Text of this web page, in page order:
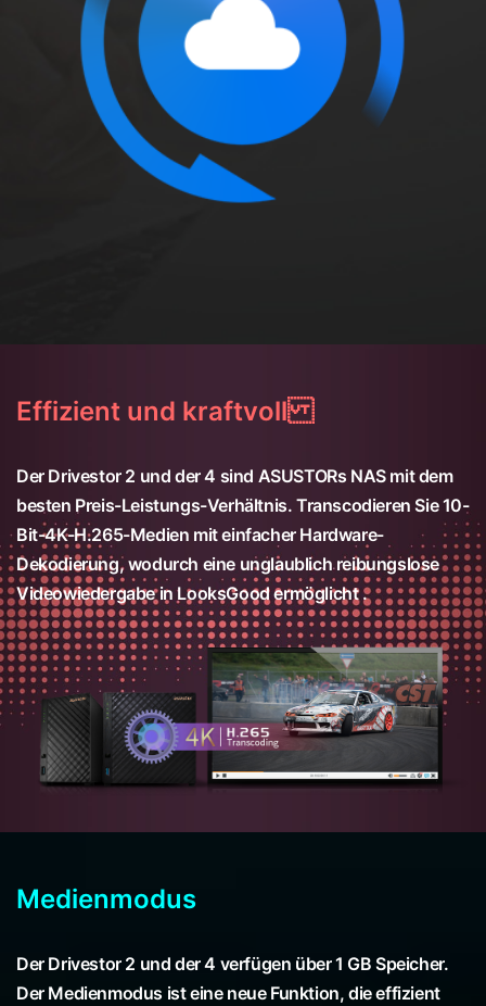
Effizient und kraftvoll
Der Drivestor 2 und der 4 sind ASUSTORs NAS mit dem
besten Preis-Leistungs-Verhältnis. Transcodieren Sie 10-
Bit-4K-H.265-Medien mit einfacher Hardware-
Dekodierung, wodurch eine unglaublich reibungslose
Videowiedergabe in LooksGood ermöglicht .
Medienmodus
Der Drivestor 2 und der 4 verfügen über 1 GB Speicher.
Der Medienmodus ist eine neue Funktion, die effizient